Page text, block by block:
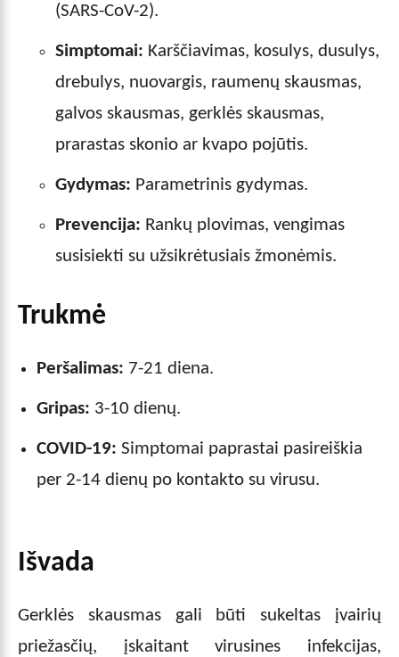
(SARS-CoV-2).
Simptomai: Karščiavimas, kosulys, dusulys,
drebulys, nuovargis, raumenų skausmas,
galvos skausmas, gerklės skausmas,
prarastas skonio ar kvapo pojūtis.
Gydymas: Parametrinis gydymas.
Prevencija: Rankų plovimas, vengimas
susisiekti su užsikrėtusiais žmonėmis.
Trukmė
Peršalimas: 7-21 diena.
Gripas: 3-10 dienų.
COVID-19: Simptomai paprastai pasireiškia
per 2-14 dienų po kontakto su virusu.
Išvada
Gerklės skausmas gali būti sukeltas įvairių
priežasčių, įskaitant virusines infekcijas,